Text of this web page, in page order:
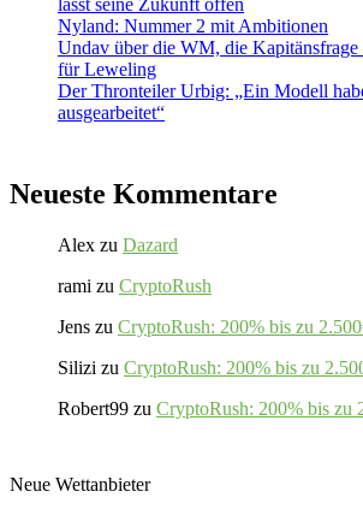
lässt seine Zukunft offen
Nyland: Nummer 2 mit Ambitionen
Undav über die WM, die Kapitänsfrage
für Leweling
Der Thronteiler Urbig: „Ein Modell
ausgearbeitet“
Neueste Kommentare
Alex zu Dazard
rami zu CryptoRush
Jens zu CryptoRush: 200% bis zu
Silizi zu CryptoRush: 200% bis zu
Robert99 zu CryptoRush: 200% bis zu
Neue Wettanbieter